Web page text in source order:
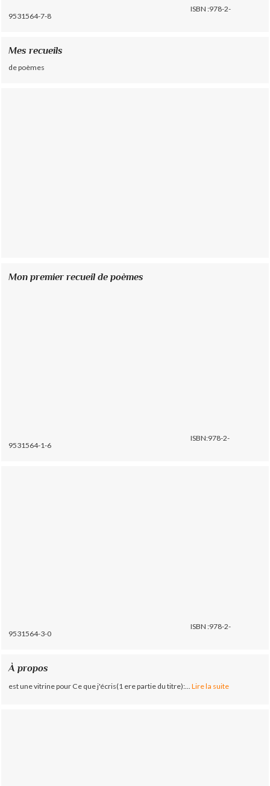
ISBN :978-2-
9531564-7-8
Mes recueils
de poèmes
Mon premier recueil de poèmes
ISBN:978-2-
9531564-1-6
ISBN :978-2-
9531564-3-0
À propos
est une vitrine pour Ce que j'écris(1 ere partie du titre):... Lire la suite